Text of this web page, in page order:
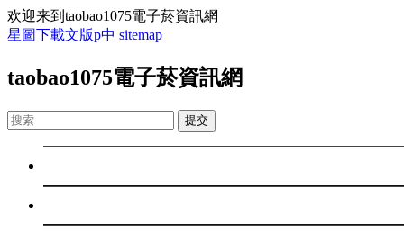
欢迎来到taobao1075電子菸資訊網
星圖下載文版p中 sitemap
taobao1075電子菸資訊網